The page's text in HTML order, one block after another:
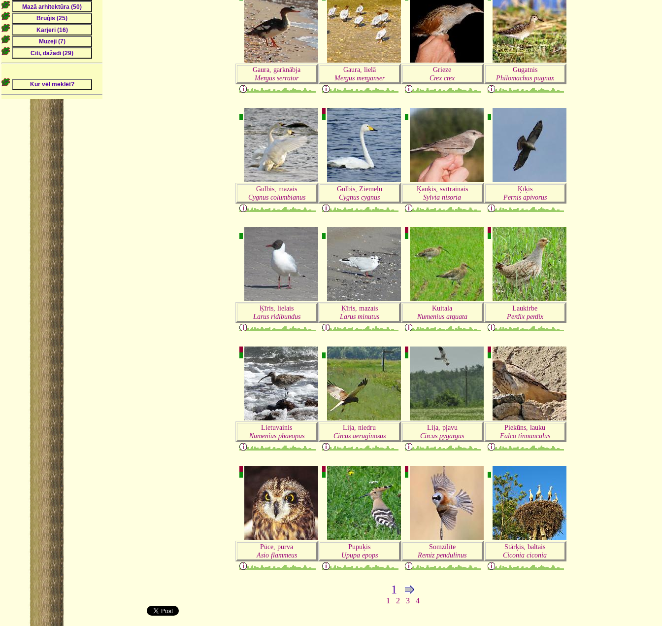
Gaura, garknābja
Mergus serrator
Gaura, lielā
Mergus merganser
Grieze
Crex crex
Gugatnis
Philomachus pugnax
Gulbis, mazais
Cygnus columbianus
Gulbis, Ziemeļu
Cygnus cygnus
Ķauķis, svītrainais
Sylvia nisoria
Ķīķis
Pernis apivorus
Ķīris, lielais
Larus ridibundus
Ķīris, mazais
Larus minutus
Kuitala
Numenius arquata
Laukirbe
Perdix perdix
Lietuvainis
Numenius phaeopus
Lija, niedru
Circus aeruginosus
Lija, pļavu
Circus pygargus
Piekūns, lauku
Falco tinnunculus
Pūce, purva
Asio flammeus
Pupuķis
Upupa epops
Somzīlīte
Remiz pendulinus
Stārķis, baltais
Ciconia ciconia
1
1 2 3 4